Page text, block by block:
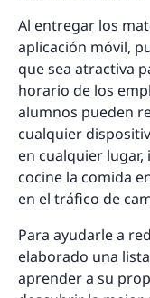
Al entregar los
aplicación móvil,
que sea atractiva
horario de los
alumnos pueden
cualquier
en cualquier
cocine la comida
en el tráfico de
Para ayudarle a
elaborado una
aprender a su